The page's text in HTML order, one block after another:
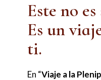
Este no
Es un
ti.
En “Viaje a la